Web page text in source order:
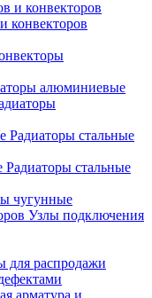
конвекторов
алюминиевые
Радиаторы стальные
Радиаторы стальные
чугунные
Узлы подключения
для распродажи
арматура и